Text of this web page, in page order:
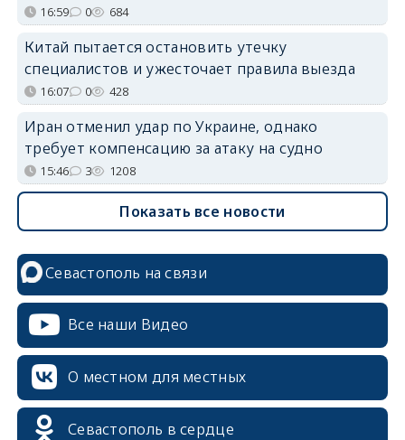
16:59 0 684
Китай пытается остановить утечку
специалистов и ужесточает правила выезда
16:07 0 428
Иран отменил удар по Украине, однако
требует компенсацию за атаку на судно
15:46 3 1208
Показать все новости
Севастополь на связи
Все наши Видео
О местном для местных
Севастополь в сердце